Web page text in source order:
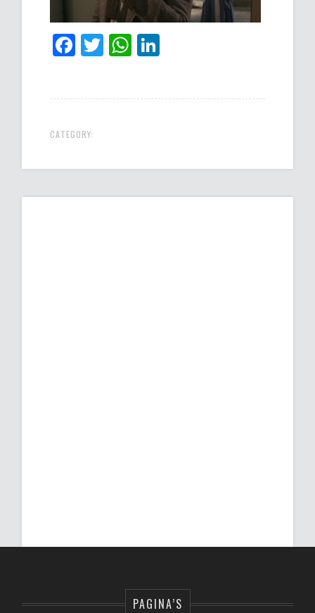
Facebook
TwitterWhatsApp
CATEGORY:
PAGINA’S